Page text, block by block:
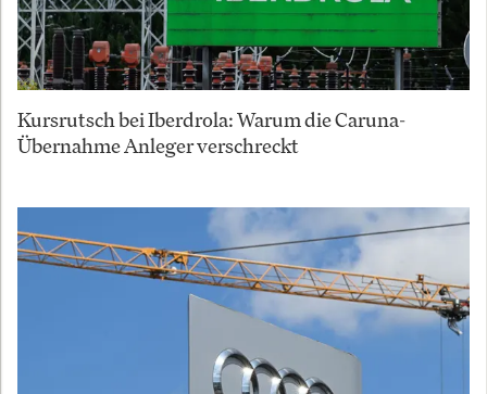
Kursrutsch bei Iberdrola: Warum die Caruna-
Übernahme Anleger verschreckt